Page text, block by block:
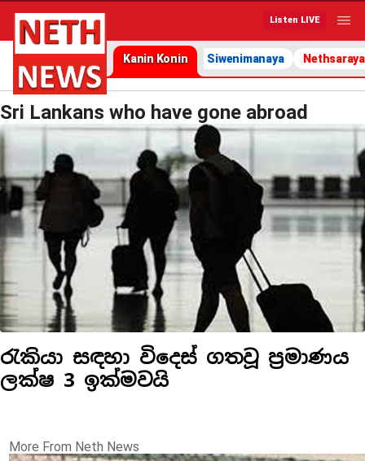
Listen LIVE
Kanin Konin Siwenimanaya Nethsaraya
Sri Lankans who have gone abroad
රැකියා සඳහා විදෙස් ගතවූ ප්‍රමාණය
ලක්ෂ 3 ඉක්මවයි
More From Neth News